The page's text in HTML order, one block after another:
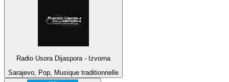
Radio Usora Dijaspora - Izvorna
Sarajevo, Pop, Musique traditionnelle